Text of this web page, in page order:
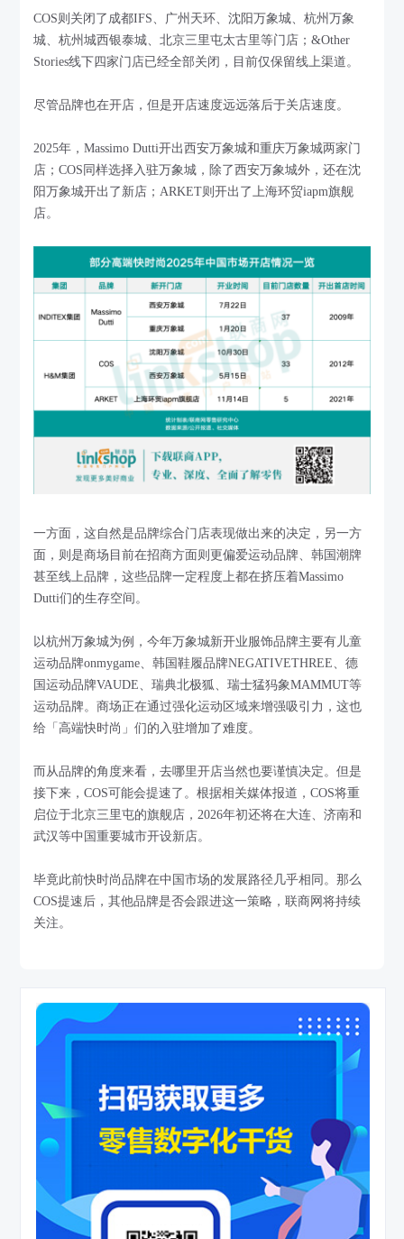
COS则关闭了成都IFS、广州天环、沈阳万象城、杭州万象
城、杭州城西银泰城、北京三里屯太古里等门店；&Other
Stories线下四家门店已经全部关闭，目前仅保留线上渠道。
尽管品牌也在开店，但是开店速度远远落后于关店速度。
2025年，Massimo Dutti开出西安万象城和重庆万象城两家门
店；COS同样选择入驻万象城，除了西安万象城外，还在沈
阳万象城开出了新店；ARKET则开出了上海环贸iapm旗舰
店。
一方面，这自然是品牌综合门店表现做出来的决定，另一方
面，则是商场目前在招商方面则更偏爱运动品牌、韩国潮牌
甚至线上品牌，这些品牌一定程度上都在挤压着Massimo
Dutti们的生存空间。
以杭州万象城为例，今年万象城新开业服饰品牌主要有儿童
运动品牌onmygame、韩国鞋履品牌NEGATIVETHREE、德
国运动品牌VAUDE、瑞典北极狐、瑞士猛犸象MAMMUT等
运动品牌。商场正在通过强化运动区域来增强吸引力，这也
给「高端快时尚」们的入驻增加了难度。
而从品牌的角度来看，去哪里开店当然也要谨慎决定。但是
接下来，COS可能会提速了。根据相关媒体报道，COS将重
启位于北京三里屯的旗舰店，2026年初还将在大连、济南和
武汉等中国重要城市开设新店。
毕竟此前快时尚品牌在中国市场的发展路径几乎相同。那么
COS提速后，其他品牌是否会跟进这一策略，联商网将持续
关注。